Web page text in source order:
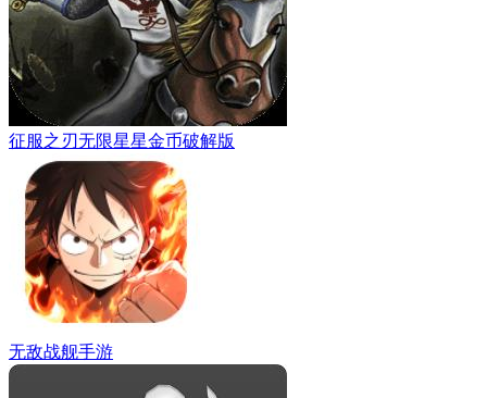
征服之刃无限星星金币破解版
无敌战舰手游